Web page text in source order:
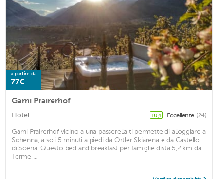
a partire da
77€
Garni Prairerhof
Hotel 10,4 Eccellente (24)
Garni Prairerhof vicino a una passerella ti permette di alloggiare a
Schenna, a soli 5 minuti a piedi da Ortler Skiarena e da Castello
di Scena. Questo bed and breakfast per famiglie dista 5,2 km da
Terme ...